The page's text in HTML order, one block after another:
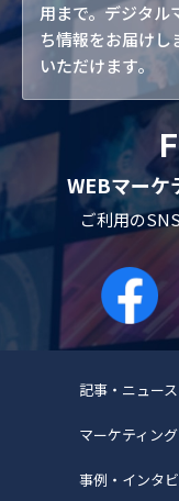
用まで。デジタル
ち情報をお届けし
いただけます。
WEBマーケ
ご利用の
記事・ニュース
マーケティン
事例・インタ